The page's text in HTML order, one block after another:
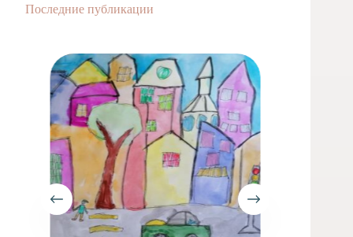
Последние публикации